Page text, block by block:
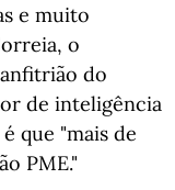
e muito
o
do
de inteligência
que "mais de
PME."